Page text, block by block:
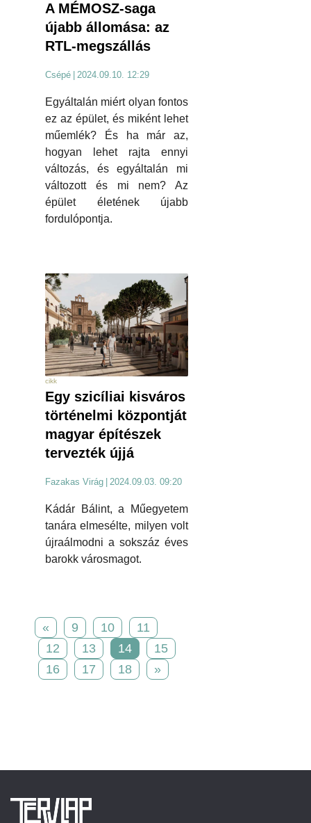
A MÉMOSZ-saga
újabb állomása: az
RTL-megszállás
Csépé 2024.09.10. 12:29
Egyáltalán miért olyan fontos
ez az épület, és miként lehet
műemlék? És ha már az,
hogyan lehet rajta ennyi
változás, és egyáltalán mi
változott és mi nem? Az
épület életének újabb
fordulópontja.
cikk
Egy szicíliai kisváros
történelmi központját
magyar építészek
tervezték újjá
Fazakas Virág | 2024.09.03. 09:20
Kádár Bálint, a Műegyetem
tanára elmesélte, milyen volt
újraálmodni a sokszáz éves
barokk városmagot.
« 9 10
11
12
13 14
15
16
17 18 »